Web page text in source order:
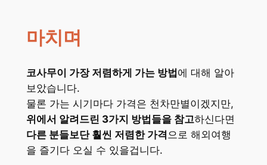
마치며
코사무이 가장 저렴하게 가는 방법에 대해 알아
보았습니다.
물론 가는 시기마다 가격은 천차만별이겠지만,
위에서 알려드린 3가지 방법들을 참고하신다면
다른 분들보단 훨씬 저렴한 가격 으로 해외여행
을 즐기다 오실 수 있을겁니다.